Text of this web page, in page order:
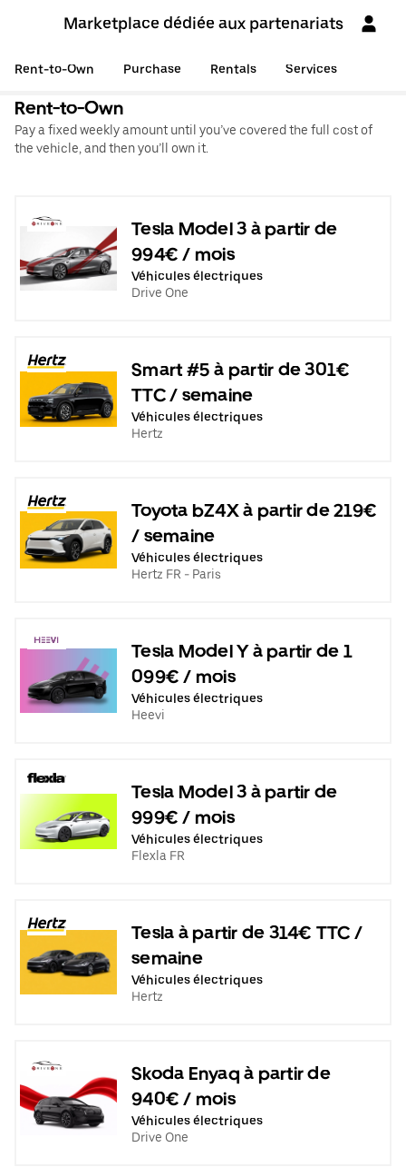
Marketplace dédiée aux partenariats
Rent-to-Own Purchase Rentals Services
Rent-to-Own
Pay a fixed weekly amount until you’ve covered the full cost of
the vehicle, and then you’ll own it.
Tesla Model 3 à partir de
994€ / mois
Véhicules électriques
Drive One
Smart #5 à partir de 301€
TTC / semaine
Véhicules électriques
Hertz
Toyota bZ4X à partir de 219€
/ semaine
Véhicules électriques
Hertz FR - Paris
Tesla Model Y à partir de 1
099€ / mois
Véhicules électriques
Heevi
Tesla Model 3 à partir de
999€ / mois
Véhicules électriques
Flexla FR
Tesla à partir de 314€ TTC /
semaine
Véhicules électriques
Hertz
Skoda Enyaq à partir de
940€ / mois
Véhicules électriques
Drive One